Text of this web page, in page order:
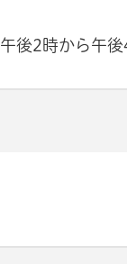
後2時から午